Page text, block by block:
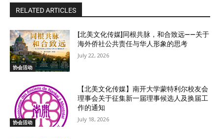
RELATED ARTICLES
协会活动
[北美文化传媒]同根共脉，和合致远——关于
海外侨社公共责任与华人形象的思考
July 22, 2026
协会活动
【北美文化传媒】南开大学蒙特利尔校友会
理事会关于征集新一届理事候选人及换届工
作的通知
July 18, 2026